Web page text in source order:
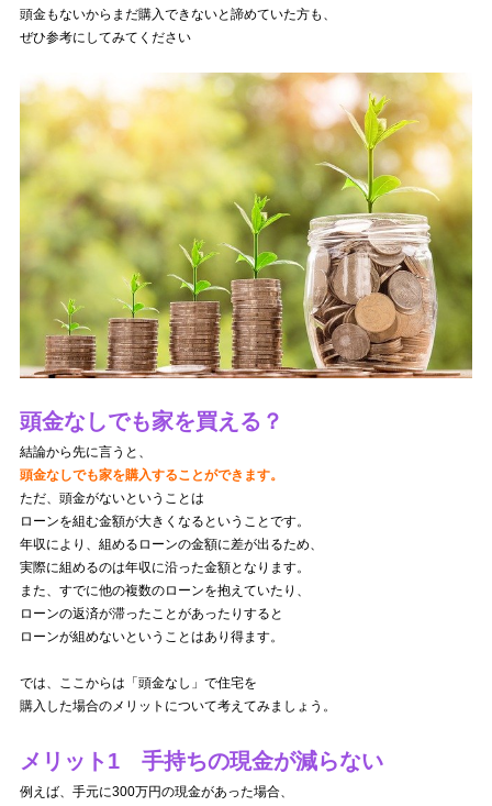
頭金もないからまだ購入できないと諦めていた方も、
ぜひ参考にしてみてください
頭金なしでも家を買える？
結論から先に言うと、
頭金なしでも家を購入することができます。
ただ、頭金がないということは
ローンを組む金額が大きくなるということです。
年収により、組めるローンの金額に差が出るため、
実際に組めるのは年収に沿った金額となります。
また、すでに他の複数のローンを抱えていたり、
ローンの返済が滞ったことがあったりすると
ローンが組めないということはあり得ます。
では、ここからは「頭金なし」で住宅を
購入した場合のメリットについて考えてみましょう。
メリット1 手持ちの現金が減らない
例えば、手元に300万円の現金があった場合、